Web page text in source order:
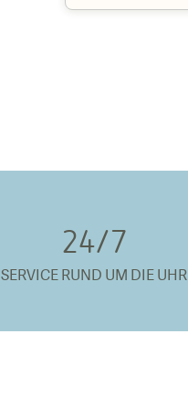
24/7
SERVICE RUND UM DIE UHR